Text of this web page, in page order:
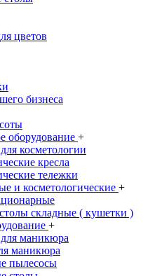
цветов
бизнеса
оборудование +
косметологии
кресла
тележки
и косметологические +
складные ( кушетки )
+
маникюра
маникюра
пылесосы